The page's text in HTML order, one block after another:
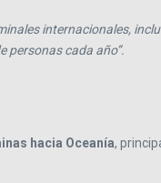
internacionales,
personas cada año”.
hacia Oceanía,